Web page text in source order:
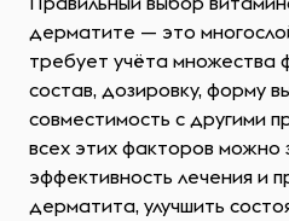
дерматите — это
требует учёта множества
состав, дозировку, форму
совместимость с другими
всех этих факторов можно
эффективность лечения и
дерматита, улучшить